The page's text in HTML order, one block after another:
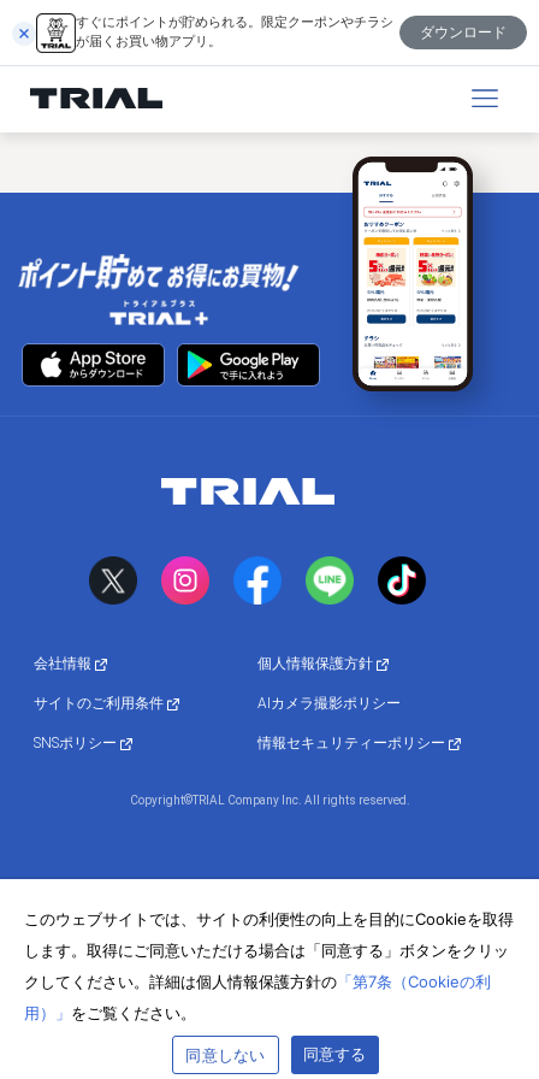
を
キ
すぐにポイントが貯められる。限定クーポンやチラシ
が届くお買い物アプリ。
ダウンロード
会社情報 個人情報保護方針
サイトのご利用条件 AIカメラ撮影ポリシー
SNSポリシー 情報セキュリティーポリシー
Copyright©TRIAL Company Inc. All rights reserved.
このウェブサイトでは、サイトの利便性の向上を目的にCookieを取得
します。取得にご同意いただける場合は「同意する」ボタンをクリッ
クしてください。詳細は個人情報保護方針の 「第7条（Cookieの利
用）」 をご覧ください。
同意する
同意しない